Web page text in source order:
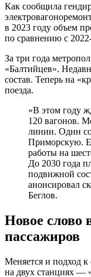
Как сообщила
в 2023 году объем
по сравнению с
За три года
«Балтийцев».
состав. Теперь на
поезда.
«В этом году
120 вагонов.
линии. Один
Приморскую.
работы на
До 2030 года
подвижной
анонсировал
Беглов.
Новое слово
пассажиров
Меняется и подход к
на двух станциях —